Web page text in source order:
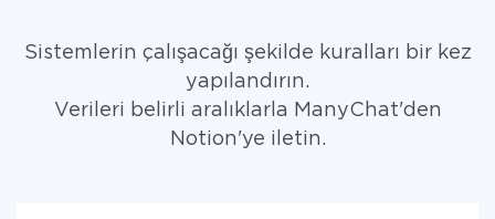
Sistemlerin çalışacağı şekilde kuralları bir kez
yapılandırın.
Verileri belirli aralıklarla ManyChat'den
Notion'ye iletin.